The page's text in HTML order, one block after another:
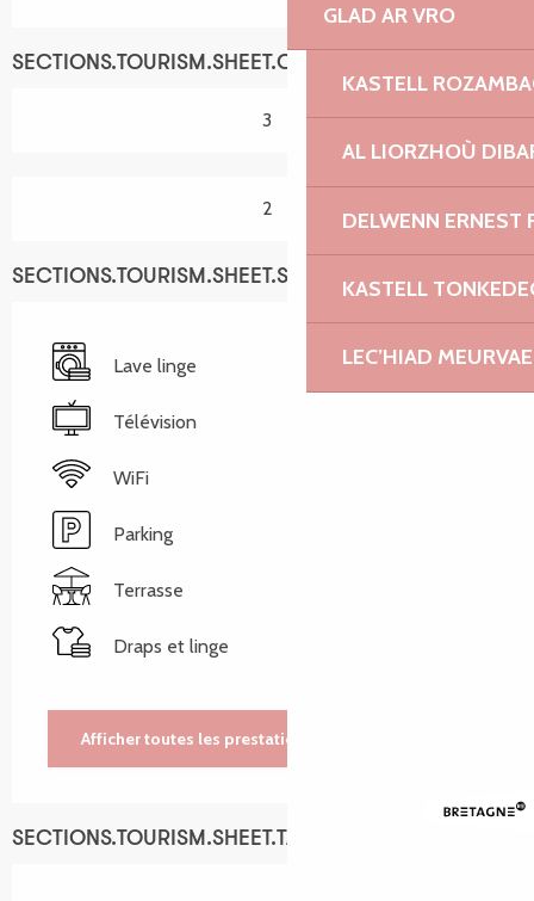
GLAD AR VRO
KASTELL
AL LIORZHOÙ
DELWENN ERNEST
KASTELL
LEC’HIAD
SECTIONS.TOURISM.SHEET.CAPACITY
3
2
SECTIONS.TOURISM.SHEET.SERVICES
Lave linge
Télévision
WiFi
Parking
Terrasse
Draps et linge
Afficher toutes les prestations
SECTIONS.TOURISM.SHEET.TARIFFS.TARIFFS